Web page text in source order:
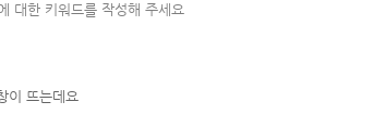
대한 키워드를 작성해 주세요
이 뜨는데요